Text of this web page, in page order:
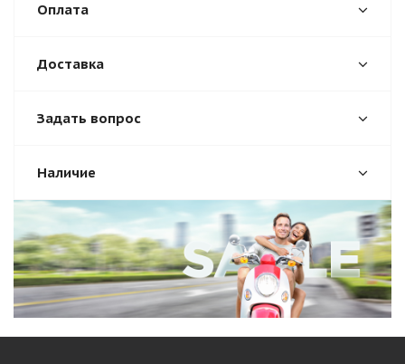
Оплата
Доставка
Задать вопрос
Наличие